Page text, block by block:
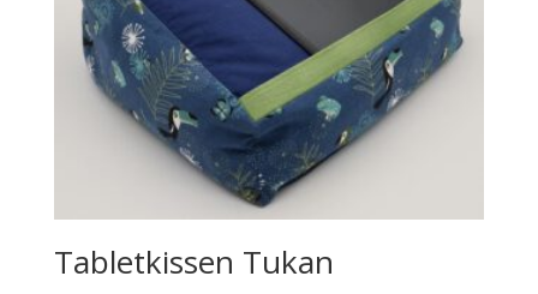
Tabletkissen Tukan